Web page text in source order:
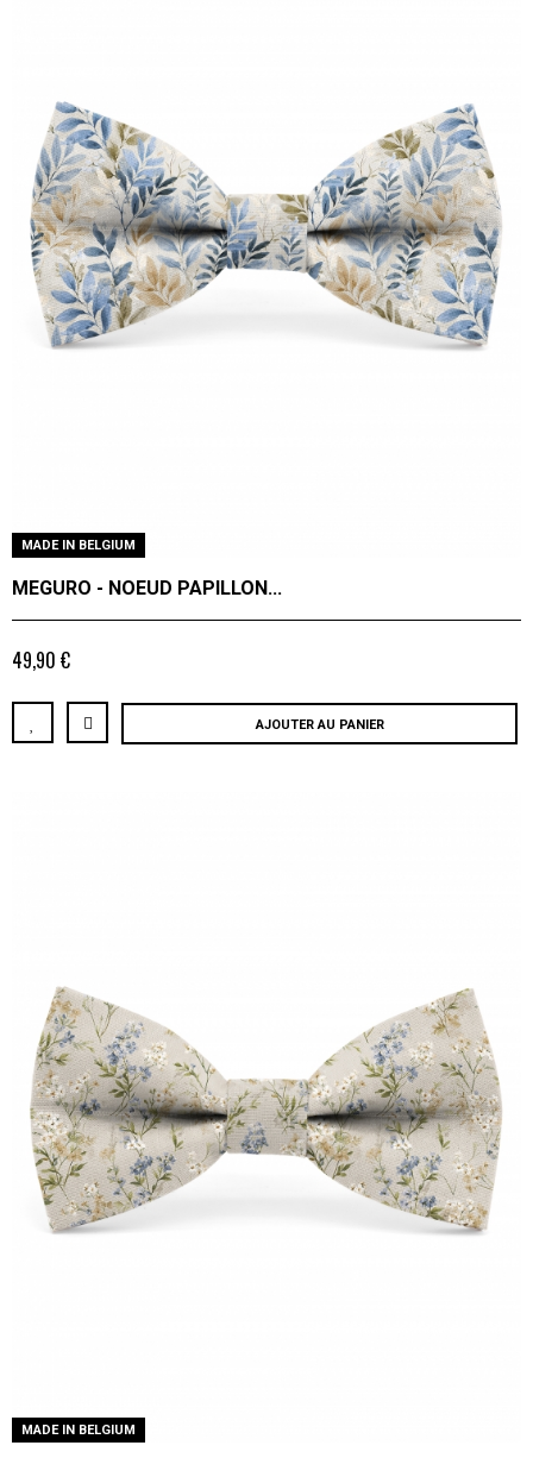
MADE IN BELGIUM
MEGURO - NOEUD PAPILLON...
49,90 €
AJOUTER AU PANIER
MADE IN BELGIUM